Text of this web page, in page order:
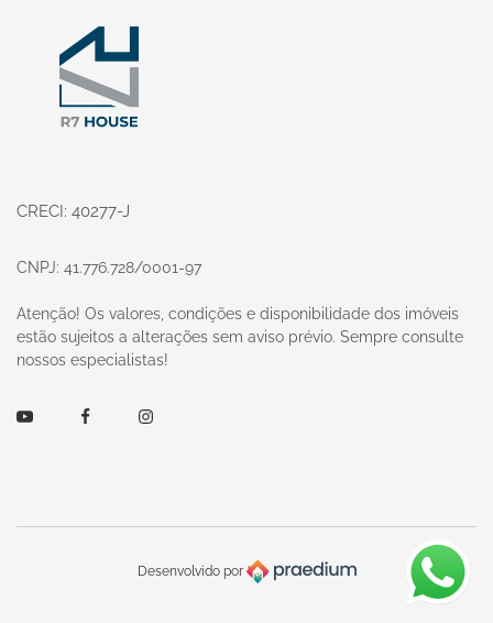
CRECI: 40277-J
CNPJ: 41.776.728/0001-97
Atenção! Os valores, condições e disponibilidade dos imóveis
estão sujeitos a alterações sem aviso prévio. Sempre consulte
nossos especialistas!
Youtube FacebookInstagram
Desenvolvido por